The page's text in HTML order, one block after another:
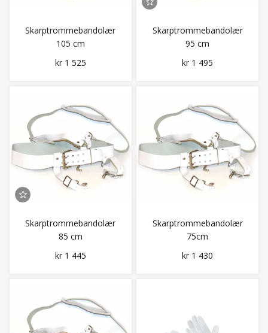
Skarptrommebandolær
105 cm
kr 1 525
Skarptrommebandolær
95 cm
kr 1 495
Skarptrommebandolær
85 cm
kr 1 445
Skarptrommebandolær
75cm
kr 1 430